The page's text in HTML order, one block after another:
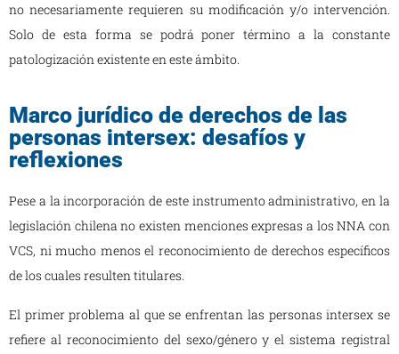
no necesariamente requieren su modificación y/o intervención.
Solo de esta forma se podrá poner término a la constante
patologización existente en este ámbito.
Marco jurídico de derechos de las
personas intersex: desafíos y
reflexiones
Pese a la incorporación de este instrumento administrativo, en la
legislación chilena no existen menciones expresas a los NNA con
VCS, ni mucho menos el reconocimiento de derechos específicos
de los cuales resulten titulares.
El primer problema al que se enfrentan las personas intersex se
refiere al reconocimiento del sexo/género y el sistema registral